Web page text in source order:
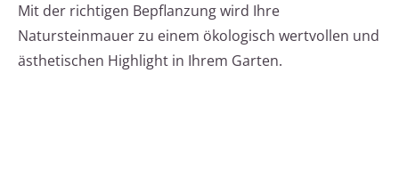
Mit der richtigen Bepflanzung wird Ihre
Natursteinmauer zu einem ökologisch wertvollen und
ästhetischen Highlight in Ihrem Garten.